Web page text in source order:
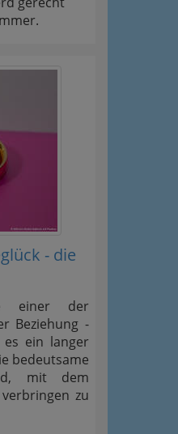
- die
der
Beziehung -
ein langer
bedeutsame
mit dem
zu